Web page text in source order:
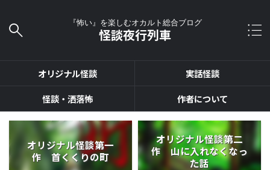
『怖い』を楽しむオカルト総合ブログ
怪談夜行列車
オリジナル怪談
実話怪談
怪談・洒落怖
作者について
オリジナル怪談第一
作 首くくりの町
オリジナル怪談第二
作 山に入れなくなっ
た話